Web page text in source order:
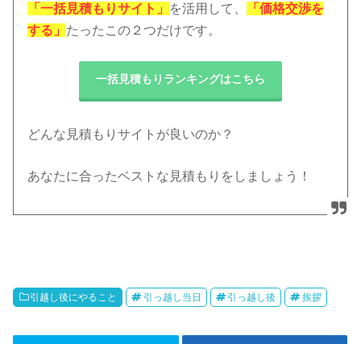
「一括見積もりサイト」 を活用して、
「価格交渉を
する」 たったこの２つだけです。
一括見積もりランキングはこちら
どんな見積もりサイトが良いのか？
あなたに合ったベストな見積もりをしましょう！
引越し後にやること 引っ越し当日 引っ越し後 挨拶